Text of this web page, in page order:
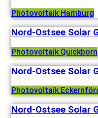
Photovoltaik Hamburg
Nord-Ostsee Solar
Photovoltaik Quickborn
Nord-Ostsee Solar
Photovoltaik
Nord-Ostsee Solar